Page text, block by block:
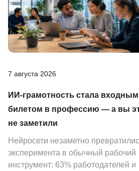
7 августа 2026
ИИ-грамотность стала входным
билетом в профессию — а вы
не заметили
Нейросети незаметно
эксперимента в обычный рабочий
инструмент: 63% работодателей и